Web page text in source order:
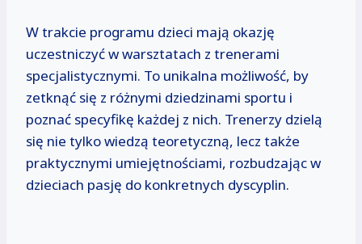
W trakcie programu dzieci mają okazję
uczestniczyć w warsztatach z trenerami
specjalistycznymi. To unikalna możliwość, by
zetknąć się z różnymi dziedzinami sportu i
poznać specyfikę każdej z nich. Trenerzy dzielą
się nie tylko wiedzą teoretyczną, lecz także
praktycznymi umiejętnościami, rozbudzając w
dzieciach pasję do konkretnych dyscyplin.